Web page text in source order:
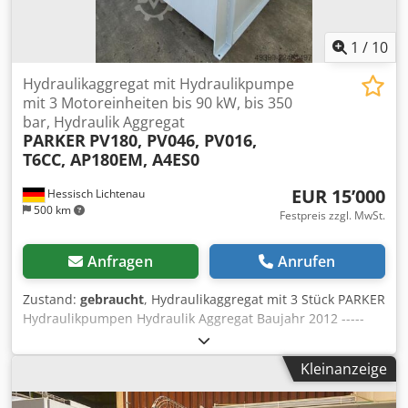
1 / 10
Hessisch Lichtenau
500 km
Hydraulikaggregat mit Hydraulikpumpe
mit 3 Motoreinheiten bis 90 kW, bis 350
bar, Hydraulik Aggregat
PARKER PV180, PV046, PV016,
T6CC, AP180EM, A4ES0
EUR 15’000
Festpreis zzgl. MwSt.
Anfragen Anrufen
Zustand: gebraucht, Hydraulikaggregat mit 3 Stück PARKER
Hydraulikpumpen Hydraulik Aggregat Baujahr 2012 -----
Doppel-Hydraulikpumpe Axialkolbenpumpe PARKER mit 90
kW Antriebsmotor Typ (Pumpe 1): PV180R1K4KJNMMZ Ser.
Nr: 20921237 / 001 Nenndruck p dmax. : 350 bar
Höchstdruck p max. : 420 bar Verdrängervolumen: VG max.
Kleinanzeige